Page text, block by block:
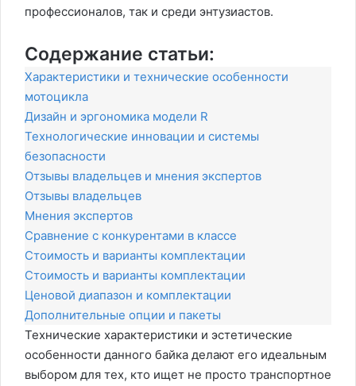
профессионалов, так и среди энтузиастов.
Содержание статьи:
Характеристики и технические особенности
мотоцикла
Дизайн и эргономика модели R
Технологические инновации и системы
безопасности
Отзывы владельцев и мнения экспертов
Отзывы владельцев
Мнения экспертов
Сравнение с конкурентами в классе
Стоимость и варианты комплектации
Стоимость и варианты комплектации
Ценовой диапазон и комплектации
Дополнительные опции и пакеты
Технические характеристики и эстетические
особенности данного байка делают его идеальным
выбором для тех, кто ищет не просто транспортное